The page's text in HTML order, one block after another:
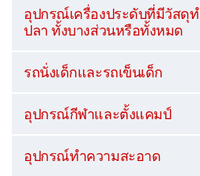
อุปกรณ์เครื่องประดับที่มีวัสดุ
ปลา ทั้งบางส่วนหรือทั้งหมด
รถนั่งเด็กและรถเข็นเด็ก
อุปกรณ์กีฬาและตั้งแคมป์
อุปกรณ์ทำความสะอาด